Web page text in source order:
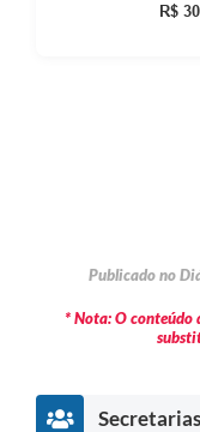
R$
Publicado no
* Nota: O